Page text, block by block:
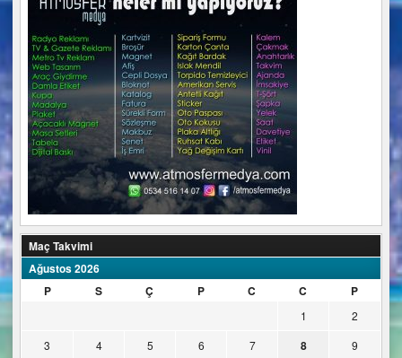
Maç Takvimi
Ağustos 2026
P
S Ç P C C P
1
2
3
4 5 6 7 8
9